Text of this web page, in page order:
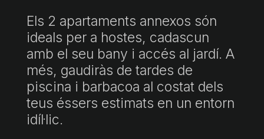
Els 2 apartaments annexos són
ideals per a hostes, cadascun
amb el seu bany i accés al jardí. A
més, gaudiràs de tardes de
piscina i barbacoa al costat dels
teus éssers estimats en un entorn
idíl·lic.